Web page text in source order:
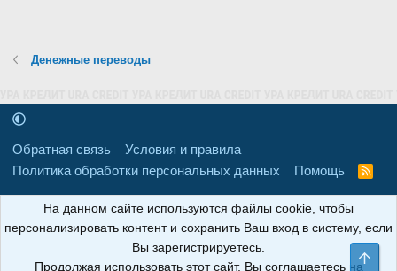
Денежные переводы
Обратная связь
Условия и правила
Политика обработки персональных данных
Помощь
R
Свидетельство о регистрации товарного знака № 665857 от
06.08.2018 г. Сайт не является СМИ. Сделано вРунетЛаб – Сайты и
На данном сайте используются файлы cookie, чтобы
персонализировать контент и сохранить Ваш вход в систему, если
Вы зарегистрируетесь.
Продолжая использовать этот сайт, Вы соглашаетесь на